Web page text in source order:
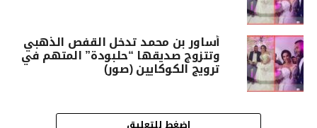
أساور بن محمد تدخل القفص الذهبي
وتتزوج صديقها “حلبودة” المتهم في
ترويج الكوكايين (صور)